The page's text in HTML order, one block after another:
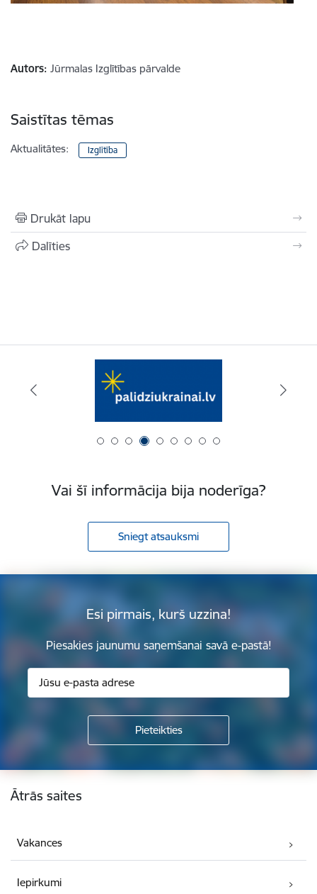
Autors: Jūrmalas Izglītības pārvalde
Saistītas tēmas
Aktualitātes: Izglītība
Drukāt lapu
Dalīties
Vai šī informācija bija noderīga?
Sniegt atsauksmi
Esi pirmais, kurš uzzina!
Piesakies jaunumu saņemšanai savā e-pastā!
Kājene
Ātrās saites
Vakances
Iepirkumi